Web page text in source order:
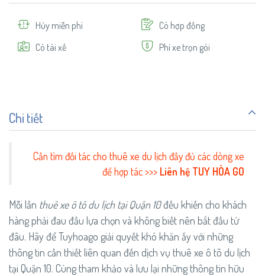
Hủy miễn phí
Có hợp đồng
Có tài xế
Phí xe trọn gói
Chi tiết
Cần tìm đối tác cho thuê xe du lịch đầy đủ các dòng xe
để hợp tác >>> Liên hệ TUY HÒA GO
Mỗi lần thuê xe ô tô du lịch tại Quận 10đều khiến cho khách
hàng phải đau đầu lựa chọn và không biết nên bắt đầu từ
đâu. Hãy để Tuyhoago giải quyết khó khăn ấy với những
thông tin cần thiết liên quan đến dịch vụ thuê xe ô tô du lịch
tại Quận 10. Cùng tham khảo và lưu lại những thông tin hữu